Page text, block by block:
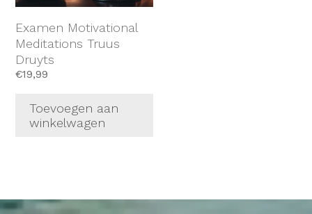
Examen Motivational
Meditations Truus
Druyts
€19,99
Toevoegen aan
winkelwagen